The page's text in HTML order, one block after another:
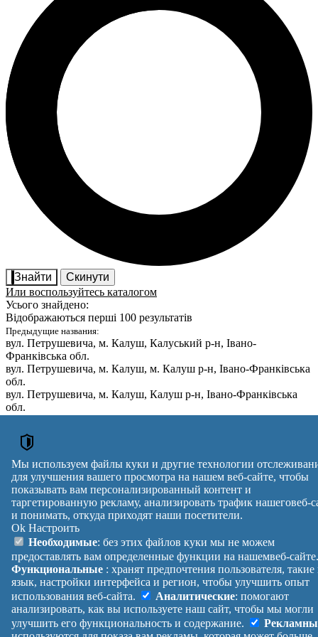
Знайти
Скинути
Или воспользуйтесь каталогом
Усього знайдено:
Відображаються перші 100 результатів
Предыдущие названия:
вул. Петрушевича, м. Калуш, Калуський р-н, Івано-
Франківська обл.
вул. Петрушевича, м. Калуш, м. Калуш р-н, Івано-Франківська
обл.
вул. Петрушевича, м. Калуш, Калуш р-н, Івано-Франківська
обл.
Почтовые индексы Украины. Обновлено : 07-08-2026.
Улица
вул. Петрушевича
м. Калуш, Калуський р-н, Івано-
Франківська обл.
5, 7, 9
77301
Вулиця № будинків
Індекс
reklama
Правила
Помощь
Платные
услуги
Политика
конфиденциальности
Манифест
О проекте
Обратная
связь
Украина
Вход |
Выход
Мы используем файлы куки и другие технологии
для улучшения вашего просмотра на нашем веб-сайте, чтобы
показывать вам персонализированный контент и
таргетированную рекламу, анализировать трафик нашеговеб-
и понимать, откуда приходят наши посетители.
Ok Настроить
Необходимые: без этих файлов куки мы не можем
предоставлять вам определенные функции на нашемвеб-
Функциональные : хранят предпочтения пользователя, такие
язык, настройки интерфейса и регион, чтобы улучшить опыт
использования веб-сайта.
Аналитические: помогают
анализировать, как вы используете наш сайт, чтобы мы могли
улучшить его функциональность и содержание.